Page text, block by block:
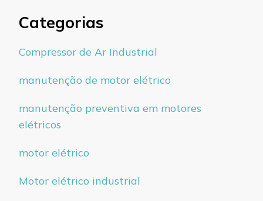
Categorias
Compressor de Ar Industrial
manutenção de motor elétrico
manutenção preventiva em motores
elétricos
motor elétrico
Motor elétrico industrial